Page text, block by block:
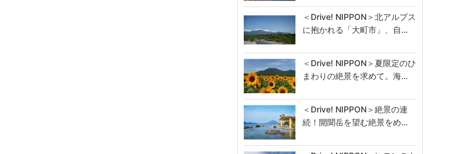
＜Drive! NIPPON＞北アルプス
に抱かれる「大町市」、自…
＜Drive! NIPPON＞夏限定のひ
まわりの絶景を求めて。海…
＜Drive! NIPPON＞絶景の連
続！開聞岳を望む絶景をめ…